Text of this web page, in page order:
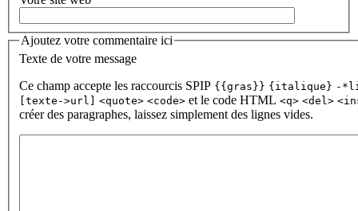
Ajoutez votre commentaire ici
Texte de votre message
Ce champ accepte les raccourcis SPIP {{gras}} {italique} -
[texte->url]
<quote> <code> et le code HTML <q> <del>
créer des paragraphes, laissez simplement des lignes vides.